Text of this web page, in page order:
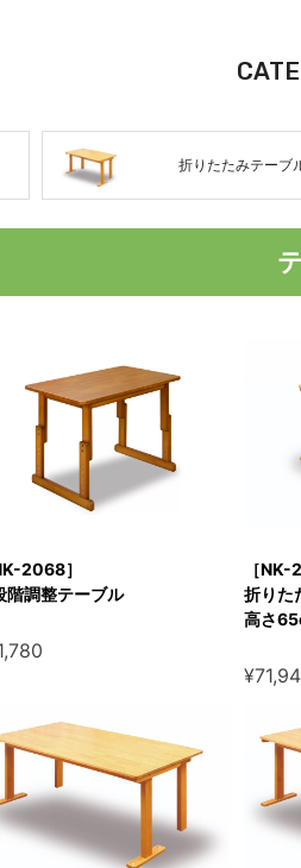
折りたたみテーブ
2068］
階調整テーブル
［NK-
折りた
高さ